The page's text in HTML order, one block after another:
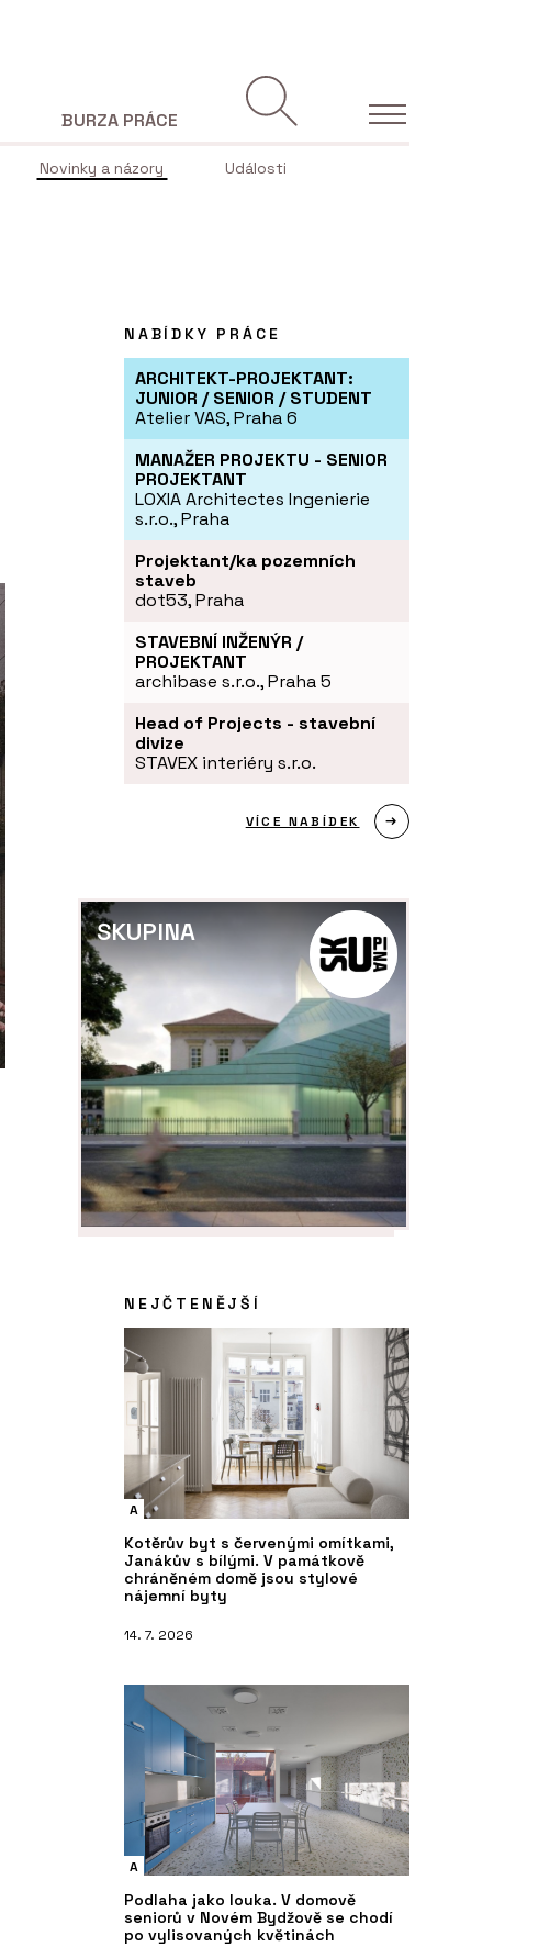
Novinky a názory Události
BURZA PRÁCE
NABÍDKY PRÁCE
ARCHITEKT-PROJEKTANT:
JUNIOR / SENIOR / STUDENT
Atelier VAS, Praha 6
MANAŽER PROJEKTU - SENIOR
PROJEKTANT
LOXIA Architectes Ingenierie
s.r.o., Praha
Projektant/ka pozemních
staveb
dot53, Praha
STAVEBNÍ INŽENÝR /
PROJEKTANT
archibase s.r.o., Praha 5
Head of Projects - stavební
divize
STAVEX interiéry s.r.o.
VÍCE NABÍDEK
SKUPINA
NEJČTENĚJŠÍ
A
Kotěrův byt s červenými omítkami,
Janákův s bílými. V památkově
chráněném domě jsou stylové
nájemní byty
14. 7. 2026
A
Podlaha jako louka. V domově
seniorů v Novém Bydžově se chodí
po vylisovaných květinách